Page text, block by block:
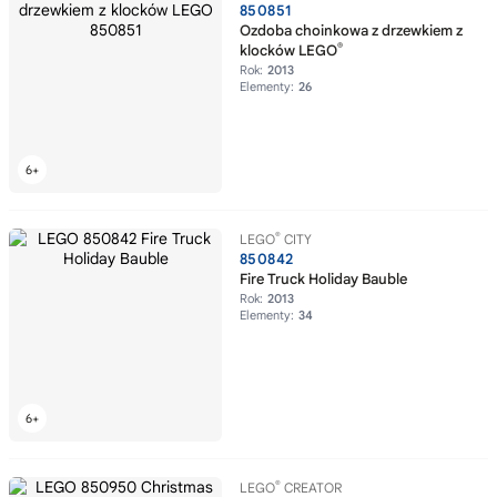
850851
Ozdoba choinkowa z drzewkiem z
klocków LEGO®
Rok: 2013
Elementy: 26
LEGO® CITY
850842
Fire Truck Holiday Bauble
Rok: 2013
Elementy: 34
LEGO® CREATOR